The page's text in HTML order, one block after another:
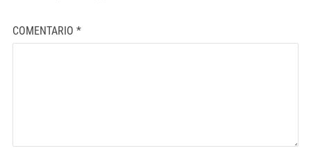
COMENTARIO *